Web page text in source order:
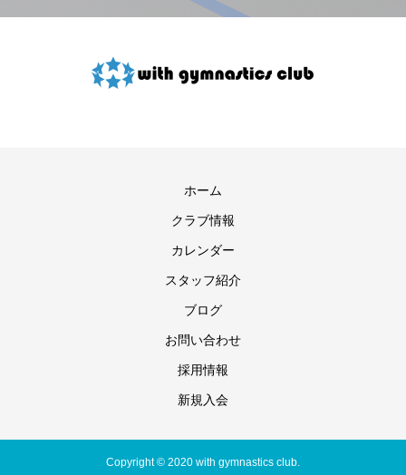
ホーム
クラブ情報
カレンダー
スタッフ紹介
ブログ
お問い合わせ
採用情報
新規入会
Copyright © 2020 with gymnastics club.